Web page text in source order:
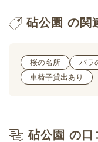
砧公園 の関
桜の名所 バラ
車椅子貸出あり
砧公園 の口